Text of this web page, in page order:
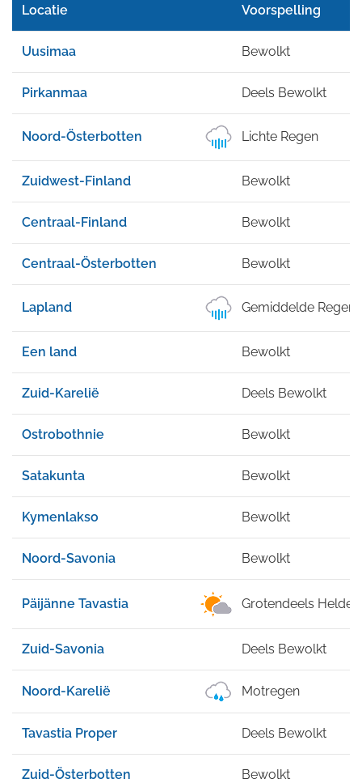
Locatie Voorspelling
Uusimaa Bewolkt
Pirkanmaa Deels Bewolkt
Noord-Österbotten Lichte Regen
Zuidwest-Finland Bewolkt
Centraal-Finland Bewolkt
Centraal-Österbotten Bewolkt
Lapland Gemiddelde Regen
Een land Bewolkt
Zuid-Karelië Deels Bewolkt
Ostrobothnie Bewolkt
Satakunta Bewolkt
Kymenlakso Bewolkt
Noord-Savonia Bewolkt
Päijänne Tavastia Grotendeels Helder
Zuid-Savonia Deels Bewolkt
Noord-Karelië Motregen
Tavastia Proper Deels Bewolkt
Zuid-Österbotten Bewolkt